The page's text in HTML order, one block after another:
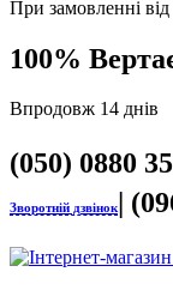
При замовленні
100%
Впродовж 14 днів
(050) 0880
Зворотній дзвінок|